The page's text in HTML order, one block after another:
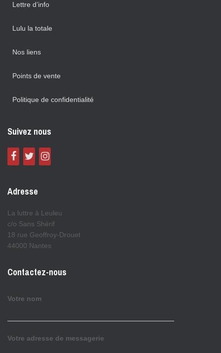
Lettre d’info
Lulu la totale
Nos liens
Points de vente
Politique de confidentialité
Suivez nous
Adresse
La luttre à Leuleu
c/o Sans Shérif
18 rue Geoffroy-Drouet
44000 Nantes
Contactez-nous
Votre nom
Votre adresse de messagerie